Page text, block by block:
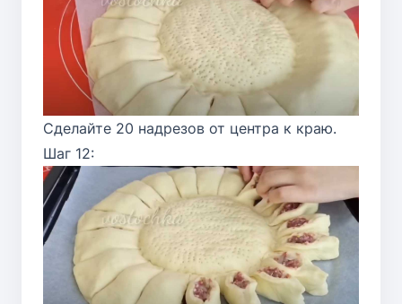
Сделайте 20 надрезов от центра к краю.
Шаг 12: